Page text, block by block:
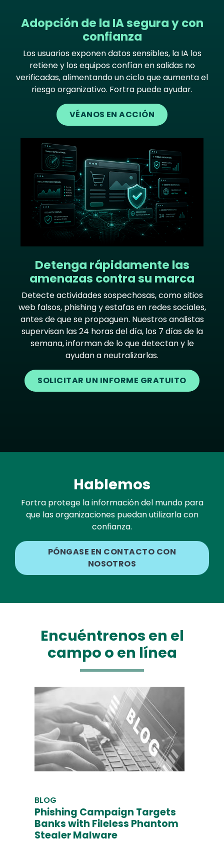
Adopción de la IA segura y con
confianza
Los usuarios exponen datos sensibles, la IA los
retiene y los equipos confían en salidas no
verificadas, alimentando un ciclo que aumenta el
riesgo organizativo. Fortra puede ayudar.
VÉANOS EN ACCIÓN
Detenga rápidamente las
amenazas contra su marca
Detecte actividades sospechosas, como sitios
web falsos, phishing y estafas en redes sociales,
antes de que se propaguen. Nuestros analistas
supervisan las 24 horas del día, los 7 días de la
semana, informan de lo que detectan y le
ayudan a neutralizarlas.
SOLICITAR UN INFORME GRATUITO
Hablemos
Fortra protege la información del mundo para
que las organizaciones puedan utilizarla con
confianza.
PÓNGASE EN CONTACTO CON
NOSOTROS
Encuéntrenos en el
campo o en línea
BLOG
Phishing Campaign Targets
Banks with Fileless Phantom
Stealer Malware